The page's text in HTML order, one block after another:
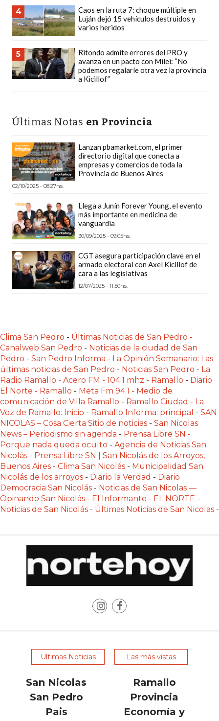
LA
GUÍA
DEFINITIVA
RESTAURANTES
Y
DELIVERIES
TIENDA
¿CUÁL
ES
LA
MEJOR
CHANGUITO.COM.AR,
LA
TIENDA
ARGENTINA
QUE
VENDER
POR
WHATSAPP
SIN
PAGAR
COMISIÓN
CREAR
ONLINE
SIN
COMISIÓN
POR
VENTA
POR
VEZ
MÁS
GASTRONÓMICOS
PEDIDOS
MEJOR
POR
WHATSAPP
4
Caos en la ruta 7: choque múltiple en
Luján dejó 15 vehículos destruidos y
varios heridos
5
Ritondo admite errores del PRO y
avanza en un pacto con Milei: “No
podemos regalarle otra vez la provincia
a Kicillof”
Últimas Notas en Provincia
Lanzan pbamarket.com, el primer
directorio digital que conecta a
empresas y comercios de toda la
Provincia de Buenos Aires
02/10/2025 - 08:27hs.
Llega a Junín Forever Young, el evento
más importante en medicina de
vanguardia
30/09/2025 - 09:05hs.
CGT asegura participación clave en el
armado electoral con Axel Kicillof de
cara a las legislativas
12/07/2025 - 11:50hs.
Clima San Pedro - Últimas Noticias de San Pedro -
Canalweb San Pedro - Noticias de la ciudad de San
Pedro - San Pedro Informa - La Opinión Semanario: Las
últimas noticias de San Pedro - Noticias San Pedro - La
Radio Ramallo - Acero FM - 104.1 mhz - Ramallo - Diario
El Norte - Ramallo - Meta Fm 94.1 - Medio de
comunicación de Villa Ramallo - Ramallo Ciudad - La
Voz de Ramallo: Inicio - Ramallo Informa: principal - SAN
NICOLAS – Cosa Cierta Sitio de noticias - San Nicolas
News – Periodismo sin agenda - Prensa Libre SN -
Porque nada queda oculto - Agencia de Noticias San
Nicolás - Prensa Libre SN | San Nicolás de los Arroyos,
Buenos Aires - Clima San Nicolás - Municipalidad San
Nicolás de los arroyos - Diario la Verdad - Diario
Democracia San Nicolás - Noticias de San Nicolas —
Opinando San Nicolás - El Informante - EL NORTE -
Noticias de San Nicolás - Últimas Noticias de San Nicolas -
Ultimas Noticias Las más vistas
San Nicolas
Ramallo
San Pedro
Provincia
Pais
Economía y